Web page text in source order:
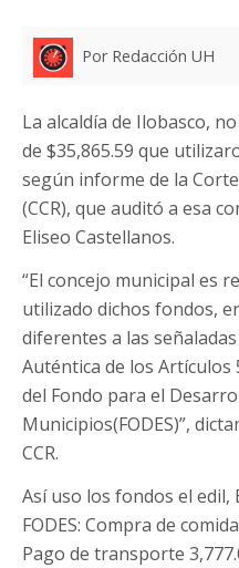
Por Redacción UH
La alcaldía de Ilobasco,
de $35,865.59 que
según informe de la
(CCR), que auditó a esa
Eliseo Castellanos.
“El concejo municipal es
utilizado dichos fondos,
diferentes a las
Auténtica de los Artículos
del Fondo para el
Municipios(FODES)”,
CCR.
Así uso los fondos el edil,
FODES: Compra de
Pago de transporte